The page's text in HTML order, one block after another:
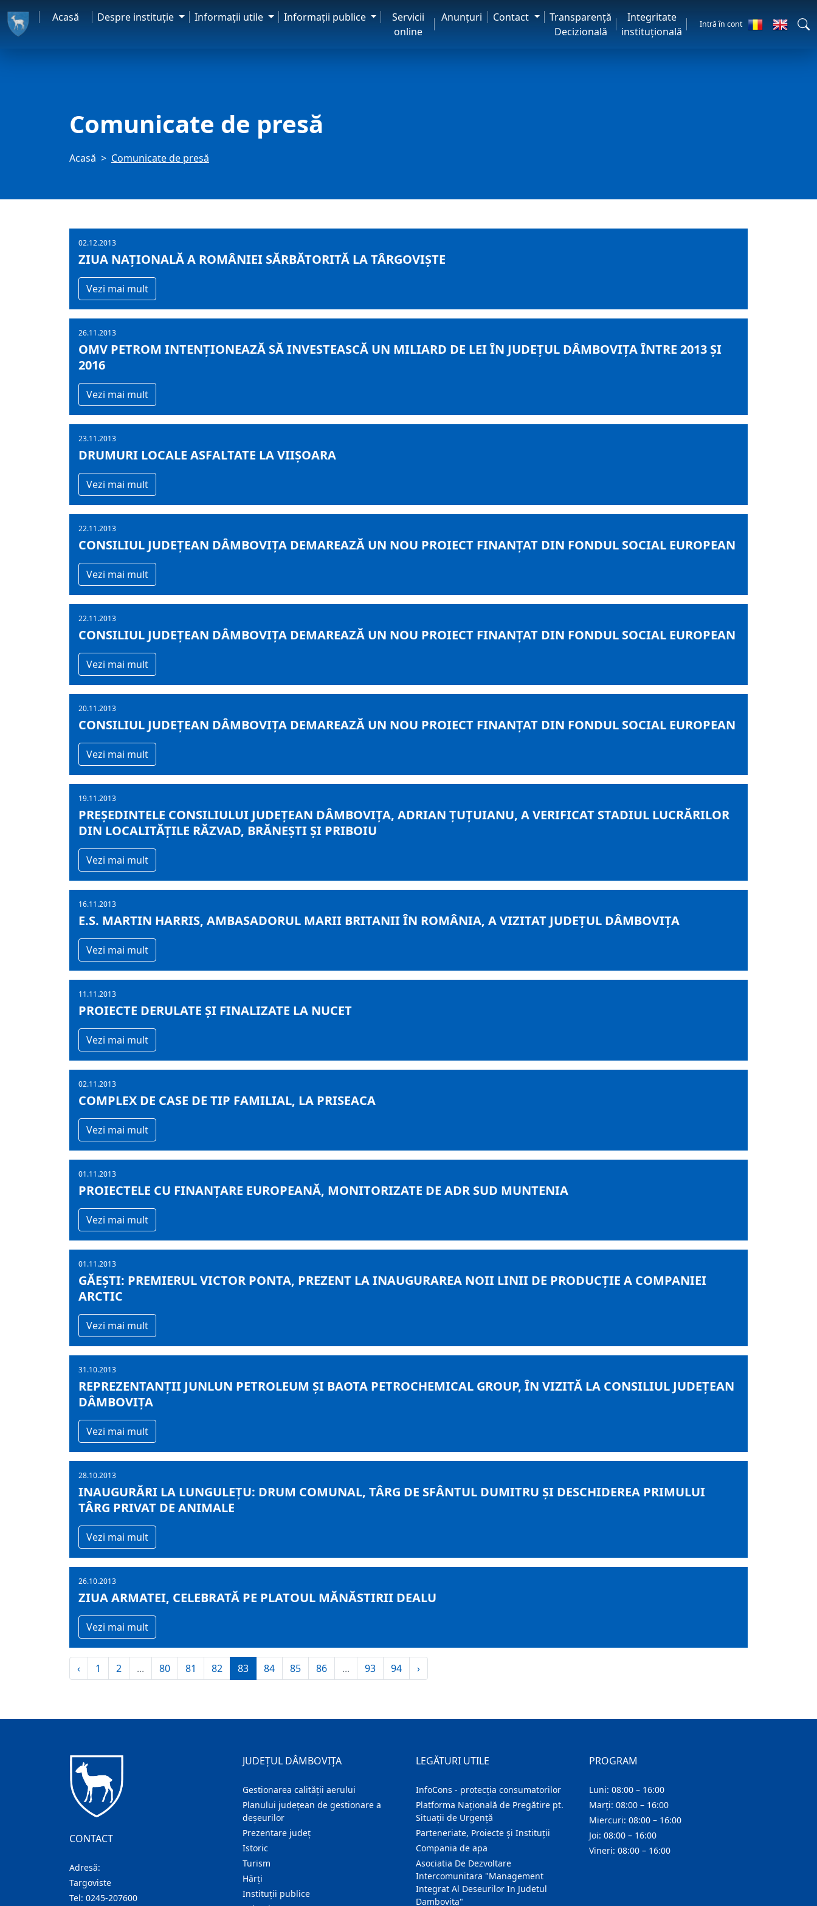
Acasă Despre instituţie Informaţii utile Informaţii publice
Servicii
online
Anunţuri Contact
Transparență
Decizională
Integritate
instituțională
Intră în cont
Comunicate de presă
Acasă Comunicate de presă
02.12.2013
ZIUA NAŢIONALĂ A ROMÂNIEI SĂRBĂTORITĂ LA TÂRGOVIŞTE
Vezi mai mult
26.11.2013
OMV PETROM INTENŢIONEAZĂ SĂ INVESTEASCĂ UN MILIARD DE LEI ÎN JUDEŢUL DÂMBOVIŢA ÎNTRE 2013 ŞI
2016
Vezi mai mult
23.11.2013
DRUMURI LOCALE ASFALTATE LA VIIŞOARA
Vezi mai mult
22.11.2013
CONSILIUL JUDEȚEAN DÂMBOVIȚA DEMAREAZĂ UN NOU PROIECT FINANȚAT DIN FONDUL SOCIAL EUROPEAN
Vezi mai mult
22.11.2013
CONSILIUL JUDEȚEAN DÂMBOVIȚA DEMAREAZĂ UN NOU PROIECT FINANȚAT DIN FONDUL SOCIAL EUROPEAN
Vezi mai mult
20.11.2013
CONSILIUL JUDEȚEAN DÂMBOVIȚA DEMAREAZĂ UN NOU PROIECT FINANȚAT DIN FONDUL SOCIAL EUROPEAN
Vezi mai mult
19.11.2013
PREŞEDINTELE CONSILIULUI JUDEŢEAN DÂMBOVIŢA, ADRIAN ŢUŢUIANU, A VERIFICAT STADIUL LUCRĂRILOR
DIN LOCALITĂŢILE RĂZVAD, BRĂNEŞTI ŞI PRIBOIU
Vezi mai mult
16.11.2013
E.S. MARTIN HARRIS, AMBASADORUL MARII BRITANII ÎN ROMÂNIA, A VIZITAT JUDEŢUL DÂMBOVIŢA
Vezi mai mult
11.11.2013
PROIECTE DERULATE ŞI FINALIZATE LA NUCET
Vezi mai mult
02.11.2013
COMPLEX DE CASE DE TIP FAMILIAL, LA PRISEACA
Vezi mai mult
01.11.2013
PROIECTELE CU FINANȚARE EUROPEANĂ, MONITORIZATE DE ADR SUD MUNTENIA
Vezi mai mult
01.11.2013
GĂEŞTI: PREMIERUL VICTOR PONTA, PREZENT LA INAUGURAREA NOII LINII DE PRODUCŢIE A COMPANIEI
ARCTIC
Vezi mai mult
31.10.2013
REPREZENTANŢII JUNLUN PETROLEUM ŞI BAOTA PETROCHEMICAL GROUP, ÎN VIZITĂ LA CONSILIUL JUDEŢEAN
DÂMBOVIŢA
Vezi mai mult
28.10.2013
INAUGURĂRI LA LUNGULEŢU: DRUM COMUNAL, TÂRG DE SFÂNTUL DUMITRU ŞI DESCHIDEREA PRIMULUI
TÂRG PRIVAT DE ANIMALE
Vezi mai mult
26.10.2013
ZIUA ARMATEI, CELEBRATĂ PE PLATOUL MĂNĂSTIRII DEALU
Vezi mai mult
‹ 1 2 ... 80 81 82 83 84 85 86 ... 93 94 ›
CONTACT
Adresă:
Targoviste
Tel: 0245-207600
JUDEȚUL DÂMBOVIȚA
Gestionarea calității aerului
Planului județean de gestionare a
deșeurilor
Prezentare judeţ
Istoric
Turism
Hărţi
Instituţii publice
LEGĂTURI UTILE
InfoCons - protecția consumatorilor
Platforma Națională de Pregătire pt.
Situații de Urgență
Parteneriate, Proiecte și Instituții
Compania de apa
Asociatia De Dezvoltare
Intercomunitara "Management
Integrat Al Deseurilor In Judetul
Dambovita"
PROGRAM
Luni: 08:00 – 16:00
Marți: 08:00 – 16:00
Miercuri: 08:00 – 16:00
Joi: 08:00 – 16:00
Vineri: 08:00 – 16:00